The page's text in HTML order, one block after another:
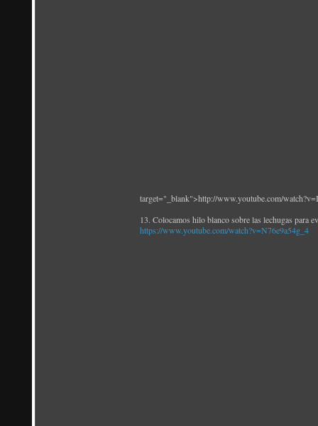
target="_blank">http://www.youtube.com/
13. Colocamos hilo blanco sobre las lechugas para
https://www.youtube.com/watch?v=N76e9a54g_4